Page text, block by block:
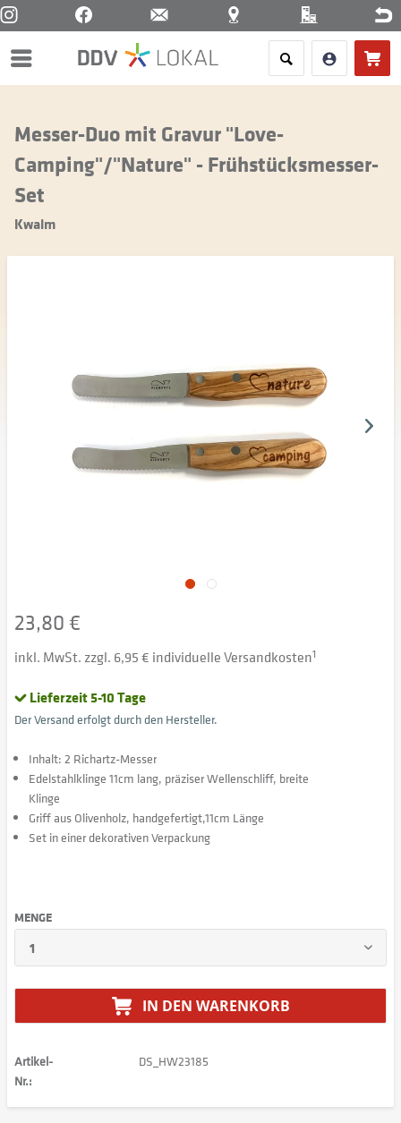
Menü
Messer-Duo mit Gravur "Love-
Camping"/"Nature" - Frühstücksmesser-
Set
Kwalm
23,80 €
inkl. MwSt. zzgl. 6,95 € individuelle Versandkosten1
Lieferzeit 5-10 Tage
Der Versand erfolgt durch den Hersteller.
Inhalt: 2 Richartz-Messer
Edelstahlklinge 11cm lang, präziser Wellenschliff, breite
Klinge
Griff aus Olivenholz, handgefertigt,11cm Länge
Set in einer dekorativen Verpackung
MENGE
IN DEN WARENKORB
Artikel-
Nr.:
DS_HW23185